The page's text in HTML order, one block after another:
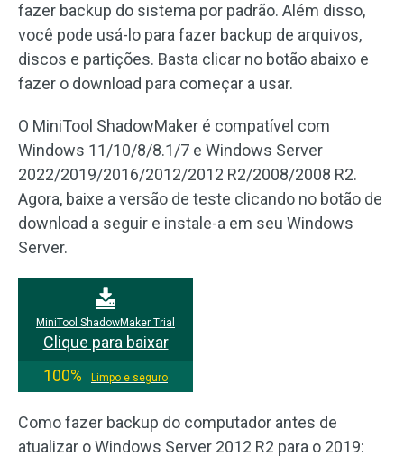
fazer backup do sistema por padrão. Além disso,
você pode usá-lo para fazer backup de arquivos,
discos e partições. Basta clicar no botão abaixo e
fazer o download para começar a usar.
O MiniTool ShadowMaker é compatível com
Windows 11/10/8/8.1/7 e Windows Server
2022/2019/2016/2012/2012 R2/2008/2008 R2.
Agora, baixe a versão de teste clicando no botão de
download a seguir e instale-a em seu Windows
Server.
MiniTool ShadowMaker Trial
Clique para baixar
100%
Limpo e seguro
Como fazer backup do computador antes de
atualizar o Windows Server 2012 R2 para o 2019: